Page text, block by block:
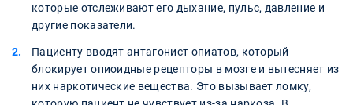
которые отслеживают его дыхание, пульс, давление и
другие показатели.
Пациенту вводят антагонист опиатов, который
блокирует опиоидные рецепторы в мозге и вытесняет из
них наркотические вещества. Это вызывает ломку,